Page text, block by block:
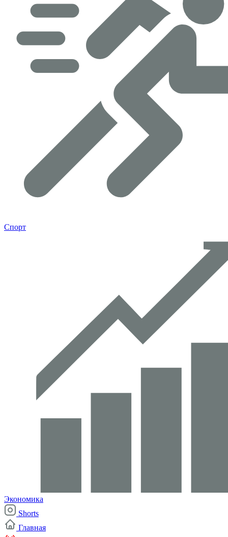
Спорт
Экономика
Shorts
Главная